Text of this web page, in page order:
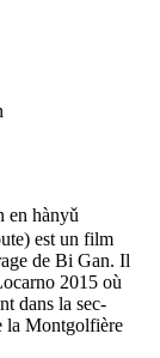
en hànyǔ
est un film
de Bi Gan. Il
2015 où
dans la sec-
la Montgolfière